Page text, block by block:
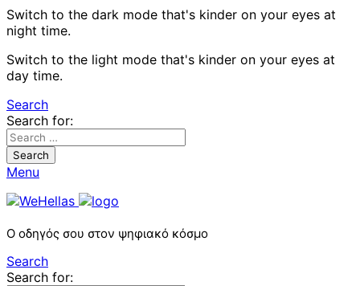
Switch to the dark mode that's kinder on your eyes at
night time.
Switch to the light mode that's kinder on your eyes at
day time.
Search
Search for:
Search
Menu
Ο οδηγός σου στον ψηφιακό κόσμο
Search
Search for: